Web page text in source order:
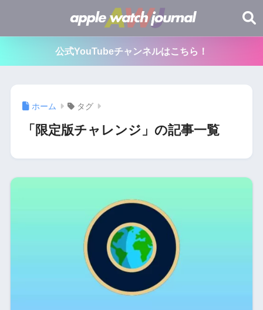
公式YouTubeチャンネルはこちら！
ホーム タグ
「限定版チャレンジ」の記事一覧